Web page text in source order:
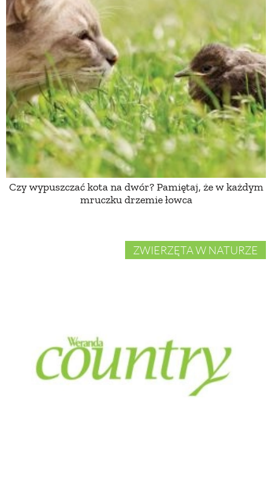
Czy wypuszczać kota na dwór? Pamiętaj, że w każdym
mruczku drzemie łowca
ZWIERZĘTA W NATURZE